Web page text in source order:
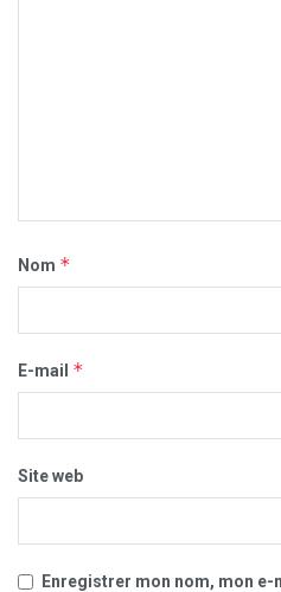
Nom *
E-mail *
Site web
Enregistrer mon nom, mon